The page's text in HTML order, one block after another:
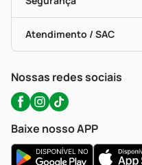
Troca E Devolução
Bulas De A A Z
Políticas De Marketplace
Testes Rápidos
Autoteste Covid-19
Certificado De Segurança
Portal Da Privacidade
Atendimento / SAC
WhatsApp (47) 9202-1687
Nossas redes sociais
Baixe nosso APP